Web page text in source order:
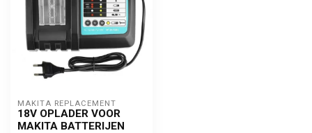
MAKITA REPLACEMENT
18V OPLADER VOOR
MAKITA BATTERIJEN